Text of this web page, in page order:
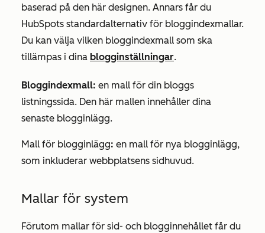
baserad på den här designen. Annars får du
HubSpots standardalternativ för bloggindexmallar.
Du kan välja vilken bloggindexmall som ska
tillämpas i dina blogginställningar.
Bloggindexmall: en mall för din bloggs
listningssida. Den här mallen innehåller dina
senaste blogginlägg.
Mall för blogginlägg: en mall för nya blogginlägg,
som inkluderar webbplatsens sidhuvud.
Mallar för system
Förutom mallar för sid- och blogginnehållet får du